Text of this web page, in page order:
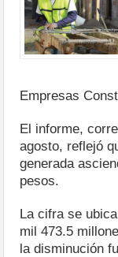
Empresas
El informe,
agosto, reflejó
generada
pesos.
La cifra se
mil 473.5
la disminución